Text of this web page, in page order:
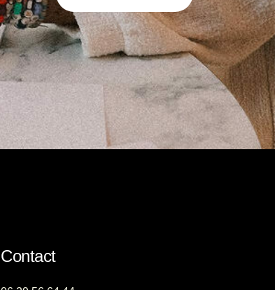
Contact